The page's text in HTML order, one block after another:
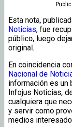
Esta nota,
Noticias, fue
público, luego
original.
En coincidencia
Nacional de
información es un
Infojus Noticias,
cualquiera que
y servir como
medios